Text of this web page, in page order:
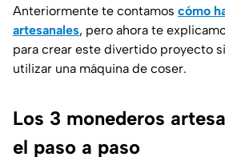
Anteriormente te contamos cómo
artesanales, pero ahora te
para crear este divertido proyecto
utilizar una máquina de coser.
Los 3 monederos
el paso a paso